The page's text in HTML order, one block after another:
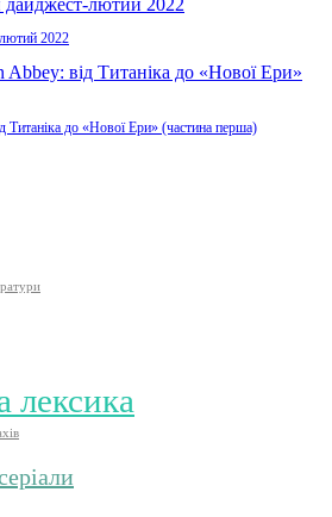
2022
Титаніка до «Нової Ери» (частина перша)
лексика